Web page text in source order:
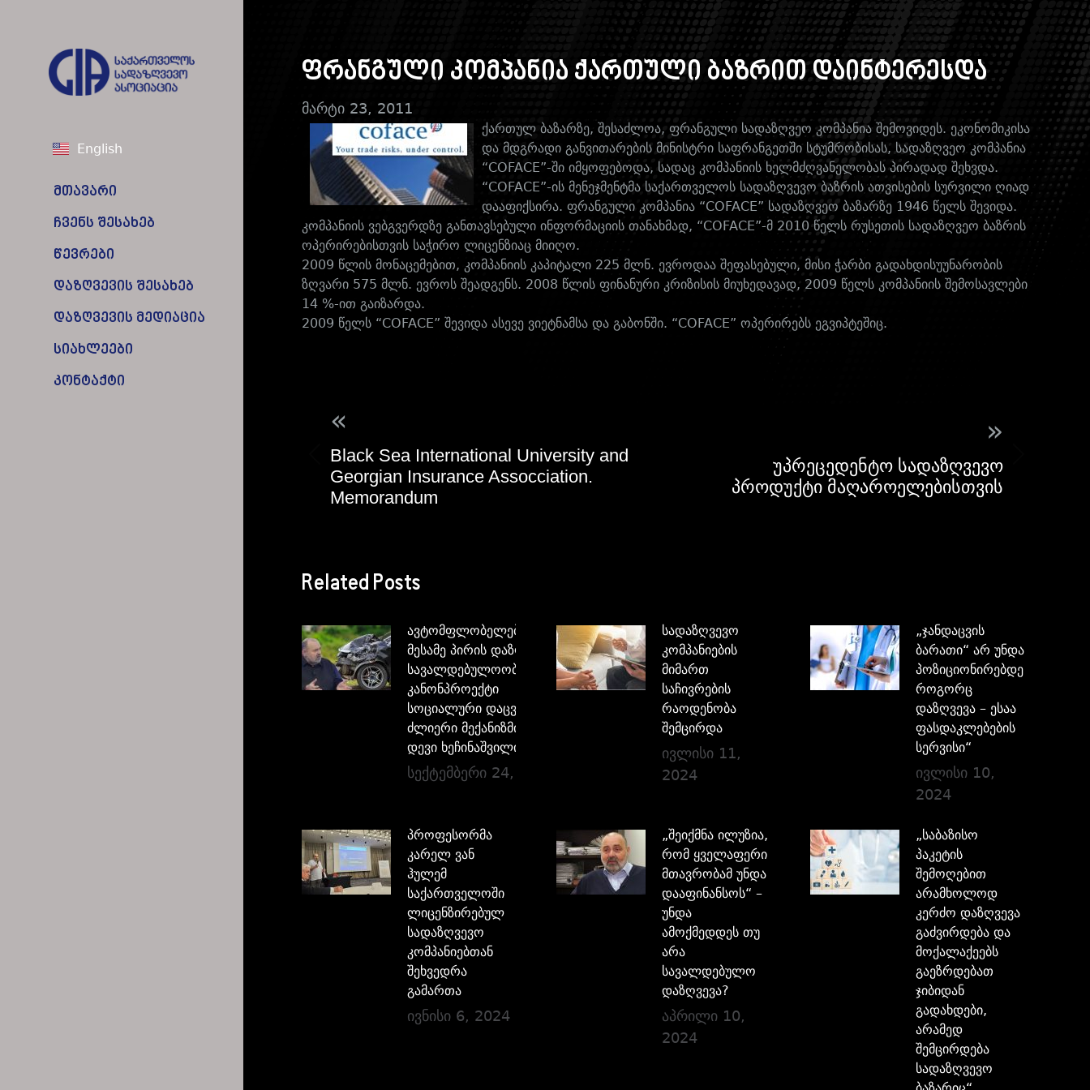
ფრანგული კომპანია ქართული ბაზრით დაინტერესდა
მარტი 23, 2011
ქართულ ბაზარზე, შესაძლოა, ფრანგული სადაზღვეო კომპანია შემოვიდეს. ეკონომიკისა
და მდგრადი განვითარების მინისტრი საფრანგეთში სტუმრობისას, სადაზღვეო კომპანია
“COFACE”-ში იმყოფებოდა, სადაც კომპანიის ხელმძღვანელობას პირადად შეხვდა.
“COFACE”-ის მენეჯმენტმა საქართველოს სადაზღვევო ბაზრის ათვისების სურვილი ღიად
დააფიქსირა. ფრანგული კომპანია “COFACE” სადაზღვეო ბაზარზე 1946 წელს შევიდა.
კომპანიის ვებგვერდზე განთავსებული ინფორმაციის თანახმად, “COFACE”-მ 2010 წელს რუსეთის სადაზღვეო ბაზრის
ოპერირებისთვის საჭირო ლიცენზიაც მიიღო.
2009 წლის მონაცემებით, კომპანიის კაპიტალი 225 მლნ. ევროდაა შეფასებული, მისი ჭარბი გადახდისუუნარობის
ზღვარი 575 მლნ. ევროს შეადგენს. 2008 წლის ფინანური კრიზისის მიუხედავად, 2009 წელს კომპანიის შემოსავლები
14 %-ით გაიზარდა.
2009 წელს “COFACE” შევიდა ასევე ვიეტნამსა და გაბონში. “COFACE” ოპერირებს ეგვიპტეშიც.
«
Black Sea International University and
Georgian Insurance Assocciation.
Memorandum
»
უპრეცედენტო სადაზღვევო
პროდუქტი მაღაროელებისთვის
Related Posts
ავტომფლობელებისათვის
მესამე პირის დაზღვევის
სავალდებულოობის
კანონპროექტი
სოციალური დაცვის
ძლიერი მექანიზმია –
დევი ხეჩინაშვილი
სექტემბერი 24, 2024
სადაზღვევო
კომპანიების
მიმართ
საჩივრების
რაოდენობა
შემცირდა
ივლისი 11,
2024
„ჯანდაცვის
ბარათი“ არ უნდა
პოზიციონირებდეს,
როგორც
დაზღვევა – ესაა
ფასდაკლებების
სერვისი“
ივლისი 10,
2024
პროფესორმა
კარელ ვან
ჰულემ
საქართველოში
ლიცენზირებულ
სადაზღვევო
კომპანიებთან
შეხვედრა
გამართა
ივნისი 6, 2024
„შეიქმნა ილუზია,
რომ ყველაფერი
მთავრობამ უნდა
დააფინანსოს“ –
უნდა
ამოქმედდეს თუ
არა
სავალდებულო
დაზღვევა?
აპრილი 10,
2024
„საბაზისო
პაკეტის
შემოღებით
არამხოლოდ
კერძო დაზღვევა
გაძვირდება და
მოქალაქეებს
გაეზრდებათ
ჯიბიდან
გადახდები,
არამედ
შემცირდება
სადაზღვევო
English
მთავარი
ჩვენს შესახებ
წევრები
დაზღვევის შესახებ
დაზღვევის მედიაცია
სიახლეები
კონტაქტი